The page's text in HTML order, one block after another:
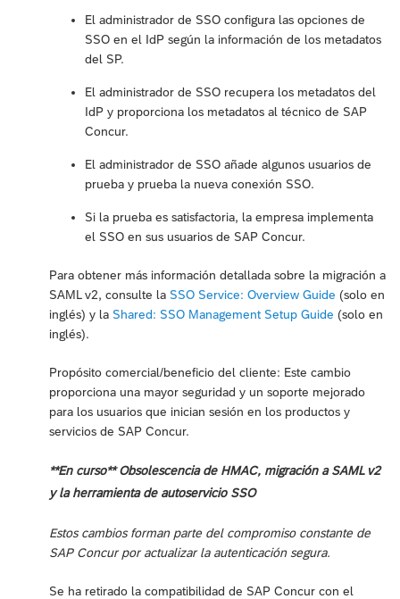
El administrador de SSO configura las opciones de
SSO en el IdP según la información de los metadatos
del SP.
El administrador de SSO recupera los metadatos del
IdP y proporciona los metadatos al técnico de SAP
Concur.
El administrador de SSO añade algunos usuarios de
prueba y prueba la nueva conexión SSO.
Si la prueba es satisfactoria, la empresa implementa
el SSO en sus usuarios de SAP Concur.
Para obtener más información detallada sobre la migración a
SAML v2, consulte la SSO Service: Overview Guide (solo en
inglés) y la Shared: SSO Management Setup Guide (solo en
inglés).
Propósito comercial/beneficio del cliente: Este cambio
proporciona una mayor seguridad y un soporte mejorado
para los usuarios que inician sesión en los productos y
servicios de SAP Concur.
**En curso** Obsolescencia de HMAC, migración a SAML v2
y la herramienta de autoservicio SSO
Estos cambios forman parte del compromiso constante de
SAP Concur por actualizar la autenticación segura.
Se ha retirado la compatibilidad de SAP Concur con el